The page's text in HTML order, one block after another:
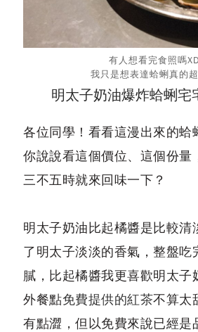
有人想看完食照嗎XD
我只是想表達蛤蜊真的超
明太子奶油爆炸蛤蜊宅
各位同學！看看這漫出來的蛤
你說說看這個價位、這個份量
三不五時就來回味一下？
明太子奶油比起橘醬是比較清
了明太子淡淡的香氣，整盤吃
膩，比起橘醬我更喜歡明太子
外餐點免費提供的紅茶不算太
有點澀，但以免費來說已經是